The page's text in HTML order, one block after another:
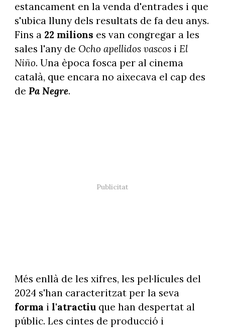
estancament en la venda d'entrades i que
s'ubica lluny dels resultats de fa deu anys.
Fins a 22 milions es van congregar a les
sales l'any de Ocho apellidos vascosi El
Niño. Una època fosca per al cinema
català, que encara no aixecava el cap des
de Pa Negre.
Més enllà de les xifres, les pel·lícules del
2024 s'han caracteritzat per la seva
forma i l'atractiu que han despertat al
públic. Les cintes de producció i